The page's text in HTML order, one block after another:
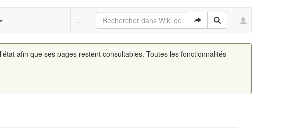
...
afin que ses pages restent consultables. Toutes les fonctionnalités